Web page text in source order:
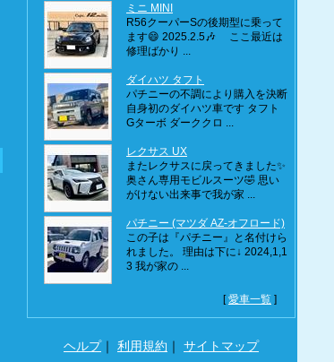
ミニ MINI
R56クーパーSの後期型に乗って
ます😄 2025.2.5🎶 ここ最近は
修理ばかり ...
ダイハツ タフト
パチニーの不調により購入を決断
自身初のダイハツ車です タフト
Gターボ ダーククロ ...
レクサス UX
またレクサスに戻ってきました✨
奥さん専用モビルスーツ🤣 思い
がけない出来事で我が家 ...
パチニー (マツダ AZ-オフロード)
この子は『パチニー』と名付けら
れました。 理由は下に↓ 2024,1,1
3 我が家の ...
[愛車一覧 ]
ヘルプ｜ 利用規約 ｜ サイトマップ